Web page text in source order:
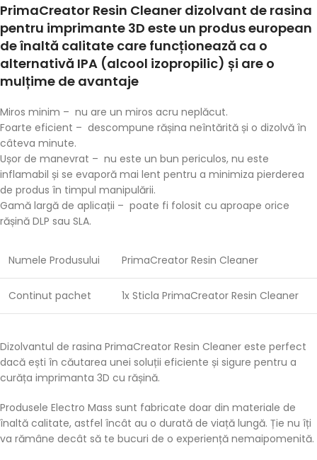
PrimaCreator Resin Cleaner dizolvant de rasina
pentru imprimante 3D este un produs european
de înaltă calitate care funcționează ca o
alternativă IPA (alcool izopropilic) și are o
mulțime de avantaje
Miros minim – nu are un miros acru neplăcut.
Foarte eficient – ​​ descompune rășina neîntărită și o dizolvă în
câteva minute.
Ușor de manevrat – nu este un bun periculos, nu este
inflamabil și se evaporă mai lent pentru a minimiza pierderea
de produs în timpul manipulării.
Gamă largă de aplicații – poate fi folosit cu aproape orice
rășină DLP sau SLA.
Numele Produsului PrimaCreator Resin Cleaner
Continut pachet 1x Sticla PrimaCreator Resin Cleaner
Dizolvantul de rasina PrimaCreator Resin Cleaner este perfect
dacă ești în căutarea unei soluții eficiente și sigure pentru a
curăța imprimanta 3D cu rășină.
Produsele Electro Mass sunt fabricate doar din materiale de
înaltă calitate, astfel încât au o durată de viață lungă. Ție nu îți
va rămâne decât să te bucuri de o experiență nemaipomenită.